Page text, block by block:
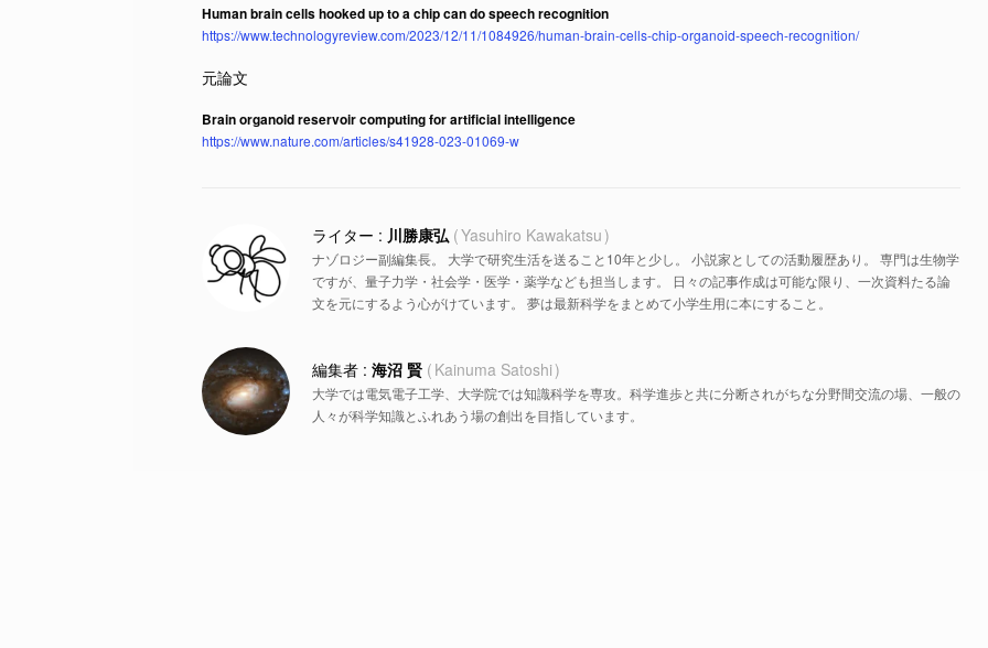
Human brain cells hooked up to a chip can do speech recognition
https://www.technologyreview.com/2023/12/11/1084926/human-brain-cells-chip-organoid-speech-recognition/
Brain organoid reservoir computing for artificial intelligence
https://www.nature.com/articles/s41928-023-01069-w
川勝康弘 Yasuhiro Kawakatsu
ナゾロジー副編集長。 大学で研究生活を送ること10年と少し。 小説家としての活動履歴あり。 専門は生物学
ですが、量子力学・社会学・医学・薬学なども担当します。 日々の記事作成は可能な限り、一次資料たる論
文を元にするよう心がけています。 夢は最新科学をまとめて小学生用に本にすること。
海沼 賢 Kainuma Satoshi
大学では電気電子工学、大学院では知識科学を専攻。科学進歩と共に分断されがちな分野間交流の場、一般の
人々が科学知識とふれあう場の創出を目指しています。